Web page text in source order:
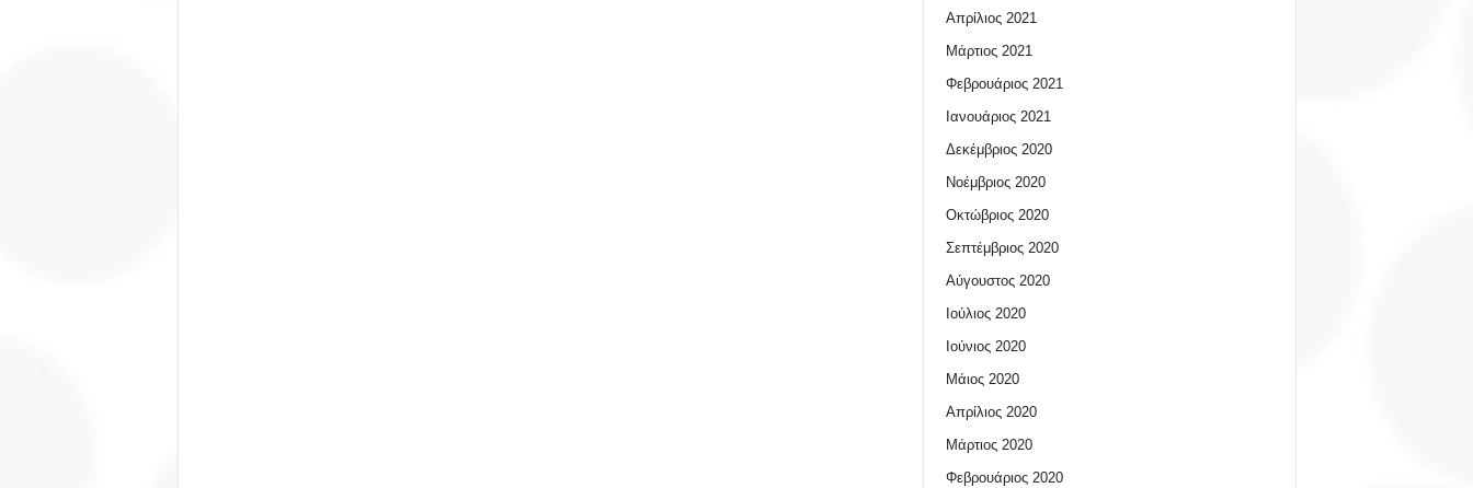
Απρίλιος 2021
Μάρτιος 2021
Φεβρουάριος 2021
Ιανουάριος 2021
Δεκέμβριος 2020
Νοέμβριος 2020
Οκτώβριος 2020
Σεπτέμβριος 2020
Αύγουστος 2020
Ιούλιος 2020
Ιούνιος 2020
Μάιος 2020
Απρίλιος 2020
Μάρτιος 2020
Φεβρουάριος 2020